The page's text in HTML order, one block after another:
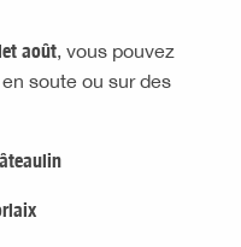
août, vous pouvez
soute ou sur des